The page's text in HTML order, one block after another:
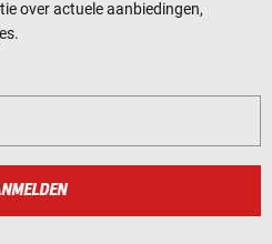
over actuele aanbiedingen,